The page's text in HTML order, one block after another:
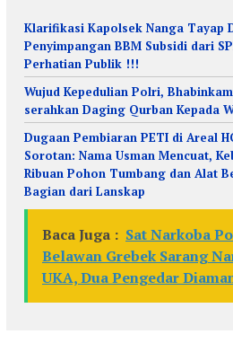
Klarifikasi Kapolsek Nanga Tayap
Penyimpangan BBM Subsidi dari
Perhatian Publik !!!
Wujud Kepedulian Polri,
serahkan Daging Qurban Kepada
Dugaan Pembiaran PETI di Areal
Sorotan: Nama Usman Mencuat,
Ribuan Pohon Tumbang dan Alat
Bagian dari Lanskap
Baca Juga : Sat Narkoba
Belawan Grebek Sarang
UKA, Dua Pengedar